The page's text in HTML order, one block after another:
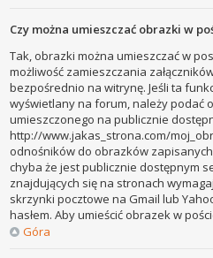
Czy można umieszczać obrazki w
Tak, obrazki można umieszczać w
możliwość zamieszczania
bezpośrednio na witrynę. Jeśli ta
wyświetlany na forum, należy podać
umieszczonego na publicznie
http://www.jakas_strona.com/
odnośników do obrazków
chyba że jest publicznie dostępnym
znajdujących się na stronach
skrzynki pocztowe na Gmail lub
hasłem. Aby umieścić obrazek w
Góra